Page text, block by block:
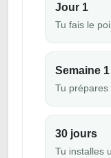
Jour 1
Tu fais le
Semaine 1
Tu prépares
30 jours
Tu installes